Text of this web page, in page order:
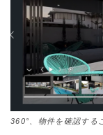
360°、物件を確認する